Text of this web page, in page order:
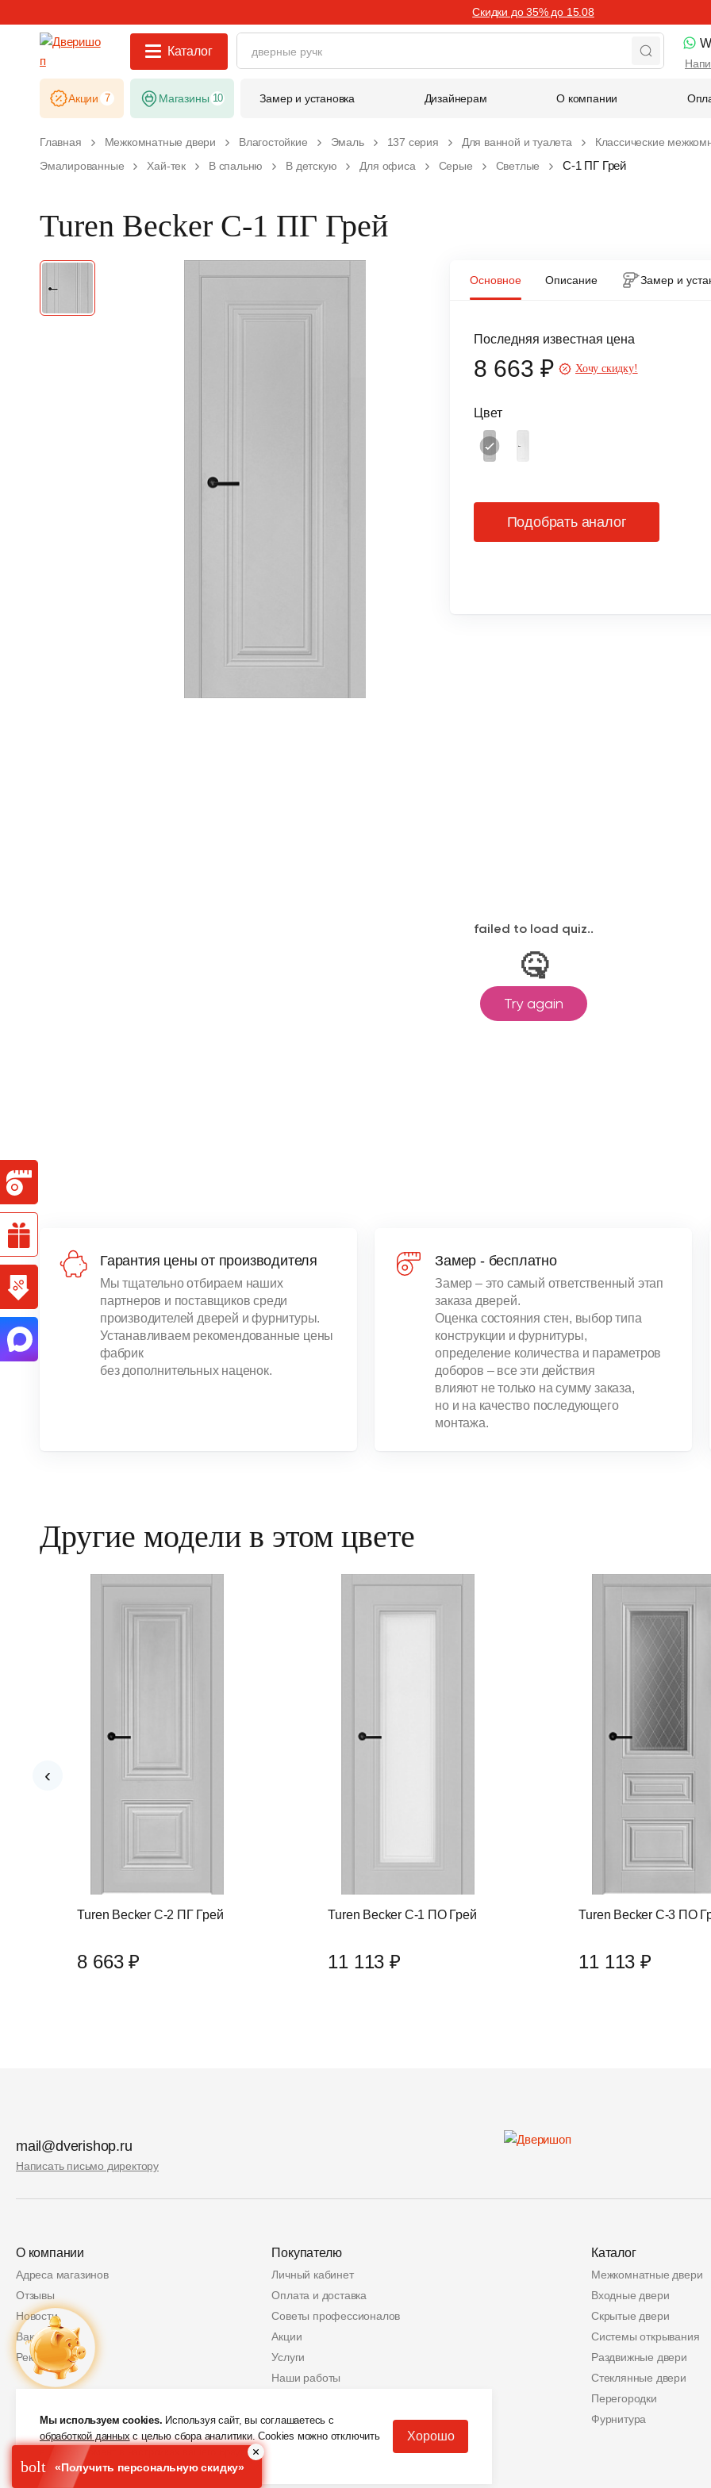
Скидки до 35% до 15.08
Каталог
Акции 7 Магазины 10 Замер и установка Дизайнерам О компании
Главная Межкомнатные двери Влагостойкие Эмаль 137 серия Для ванной и туалета
Классические
Эмалированные
Хай-тек В спальню В детскую Для офиса Серые Светлые С-1 ПГ Грей
Turen Becker С-1 ПГ Грей
Основное Описание Замер и
Цвет
Последняя известная цена
8 663 ₽ Хочу скидку!
Подобрать аналог
Гарантия цены от производителя
Мы тщательно отбираем наших
партнеров и поставщиков среди
производителей дверей и фурнитуры.
Устанавливаем рекомендованные цены
фабрик
без дополнительных наценок.
Замер - бесплатно
Замер – это самый ответственный этап
заказа дверей.
Оценка состояния стен, выбор типа
конструкции и фурнитуры,
определение количества и параметров
доборов – все эти действия
влияют не только на сумму заказа,
но и на качество последующего
монтажа.
Другие модели в этом цвете
Turen Becker С-2 ПГ Грей
8 663 ₽
Turen Becker С-1 ПО Грей
11 113 ₽
Turen Becker С-3 ПО
11 113 ₽
‹
mail@dverishop.ru
Написать письмо директору
О компании
Адреса магазинов
Отзывы
Новости
Вакансии
Реквизиты
Покупателю
Личный кабинет
Оплата и доставка
Советы профессионалов
Акции
Услуги
Наши работы
Защита персональных данных
Скидки от партнеров
Каталог
Межкомнатные двери
Входные двери
Скрытые двери
Системы открывания
Раздвижные двери
Стеклянные двери
Перегородки
Фурнитура
2 000 руб.
Мы используем cookies. Используя сайт, вы соглашаетесь с
обработкой данныхс целью сбора аналитики. Cookies можно отключить
в любой момент в настройках вашего браузера.
Хорошо
bolt «Получить персональную скидку»